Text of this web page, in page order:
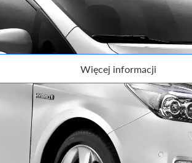
Więcej informacji